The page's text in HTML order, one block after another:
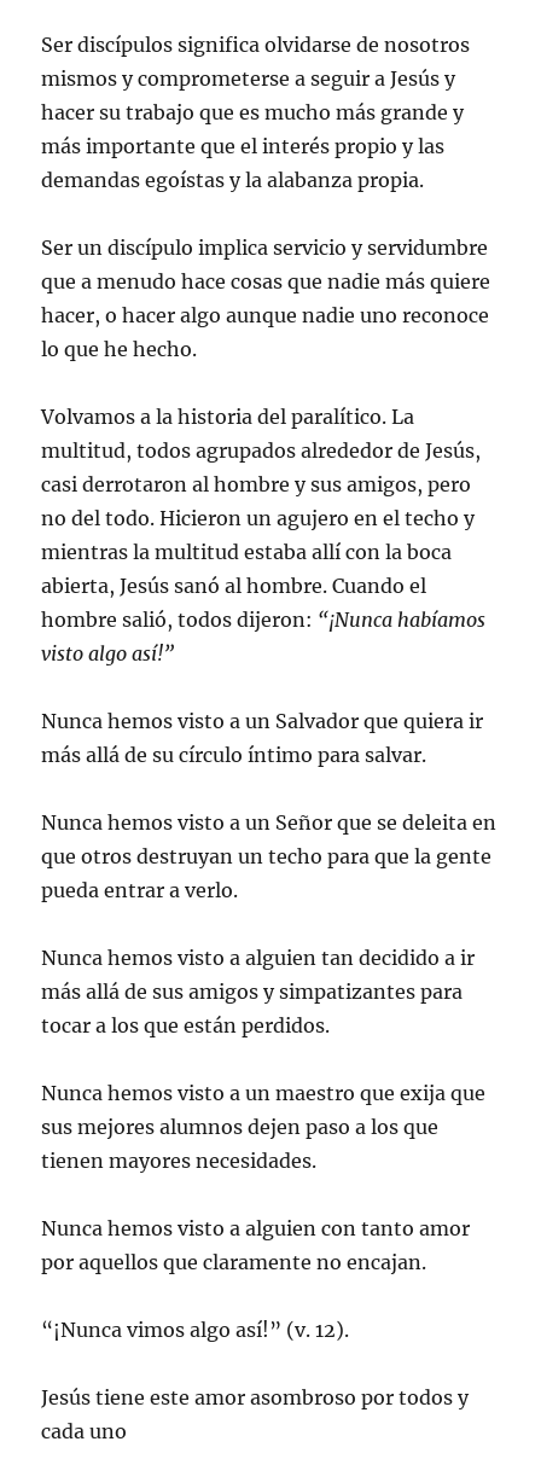
Ser discípulos significa olvidarse de nosotros
mismos y comprometerse a seguir a Jesús y
hacer su trabajo que es mucho más grande y
más importante que el interés propio y las
demandas egoístas y la alabanza propia.
Ser un discípulo implica servicio y servidumbre
que a menudo hace cosas que nadie más quiere
hacer, o hacer algo aunque nadie uno reconoce
lo que he hecho.
Volvamos a la historia del paralítico. La
multitud, todos agrupados alrededor de Jesús,
casi derrotaron al hombre y sus amigos, pero
no del todo. Hicieron un agujero en el techo y
mientras la multitud estaba allí con la boca
abierta, Jesús sanó al hombre. Cuando el
hombre salió, todos dijeron: “¡Nunca habíamos
visto algo así!”
Nunca hemos visto a un Salvador que quiera ir
más allá de su círculo íntimo para salvar.
Nunca hemos visto a un Señor que se deleita en
que otros destruyan un techo para que la gente
pueda entrar a verlo.
Nunca hemos visto a alguien tan decidido a ir
más allá de sus amigos y simpatizantes para
tocar a los que están perdidos.
Nunca hemos visto a un maestro que exija que
sus mejores alumnos dejen paso a los que
tienen mayores necesidades.
Nunca hemos visto a alguien con tanto amor
por aquellos que claramente no encajan.
“¡Nunca vimos algo así!” (v. 12).
Jesús tiene este amor asombroso por todos y
cada uno